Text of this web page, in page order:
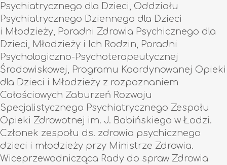
Psychiatrycznego dla Dzieci, Oddziału
Psychiatrycznego Dziennego dla Dzieci
i Młodzieży, Poradni Zdrowia Psychicznego dla
Dzieci, Młodzieży i Ich Rodzin, Poradni
Psychologiczno-Psychoterapeutycznej
Środowiskowej, Programu Koordynowanej Opieki
dla Dzieci i Młodzieży z rozpoznaniem
Całościowych Zaburzeń Rozwoju
Specjalistycznego Psychiatrycznego Zespołu
Opieki Zdrowotnej im. J. Babińskiego w Łodzi.
Członek zespołu ds. zdrowia psychicznego
dzieci i młodzieży przy Ministrze Zdrowia.
Wiceprzewodnicząca Rady do spraw Zdrowia